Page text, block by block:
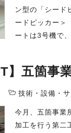
ン型の「シード
ードピッカー＞
ートは3号機で
】五箇事
技術・設備・
今月、五箇事業
加工を行う第二